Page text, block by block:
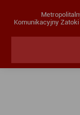
Komunikacyjny